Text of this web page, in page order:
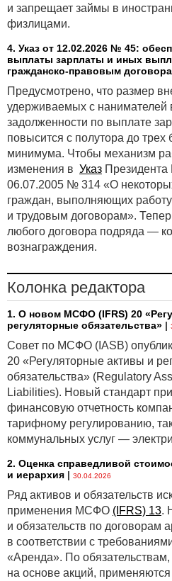
и запрещает займы в
физлицами.
4. Указ от 12.02.2026 № 45:
выплаты зарплаты и иных
гражданско-правовым
Предусмотрено, что размер
удерживаемых с нанимателей
задолженности по выплате
повысится с полутора до
минимума. Чтобы механизм
изменения в Указ Президента
06.07.2005 № 314 «О
граждан, выполняющих
и трудовым договорам».
любого договора подряда —
вознаграждения.
Колонка редактора
1. О новом МСФО (IFRS) 20
регуляторные обязательства» |
Совет по МСФО (IASB)
20 «Регуляторные активы и
обязательства» (Regulatory
Liabilities). Новый стандарт
финансовую отчетность
тарифному регулированию,
коммунальных услуг —
2. Оценка справедливой
и иерархия | 30.04.2026
Ряд активов и обязательств
применения МСФО (IFRS) 13.
и обязательств по договорам
в соответствии с
«Аренда». По
на основе акций,